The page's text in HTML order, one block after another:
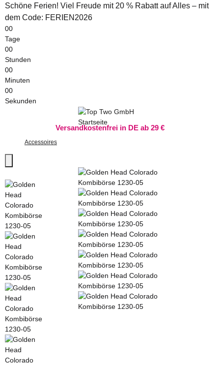
Schöne Ferien! Viel Freude mit 20 % Rabatt auf Alles – mit
dem Code: FERIEN2026
00
Tage
00
Stunden
00
Minuten
00
Sekunden
Versandkostenfrei in DE ab 29 €
Accessoires